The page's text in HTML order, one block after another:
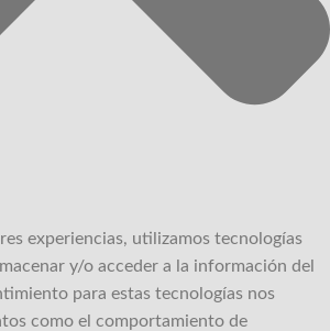
experiencias, utilizamos tecnologías
y/o acceder a la información del
para estas tecnologías nos
como el comportamiento de